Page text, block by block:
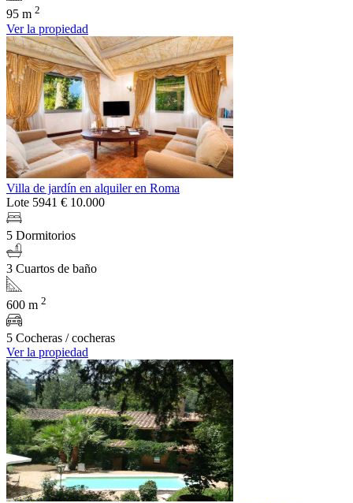
95 m 2
Ver la propiedad
Villa de jardín en alquiler en Roma
Lote 5941 € 10.000
5 Dormitorios
3 Cuartos de baño
600 m 2
5 Cocheras / cocheras
Ver la propiedad